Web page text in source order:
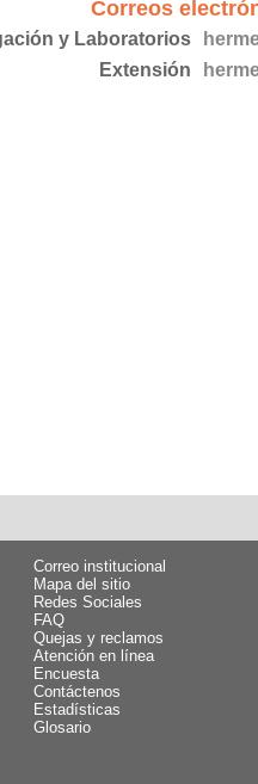
Correos
y Laboratorios
Extensión
Correo institucional
Mapa del sitio
Redes Sociales
FAQ
Quejas y reclamos
Atención en línea
Encuesta
Contáctenos
Estadísticas
Glosario